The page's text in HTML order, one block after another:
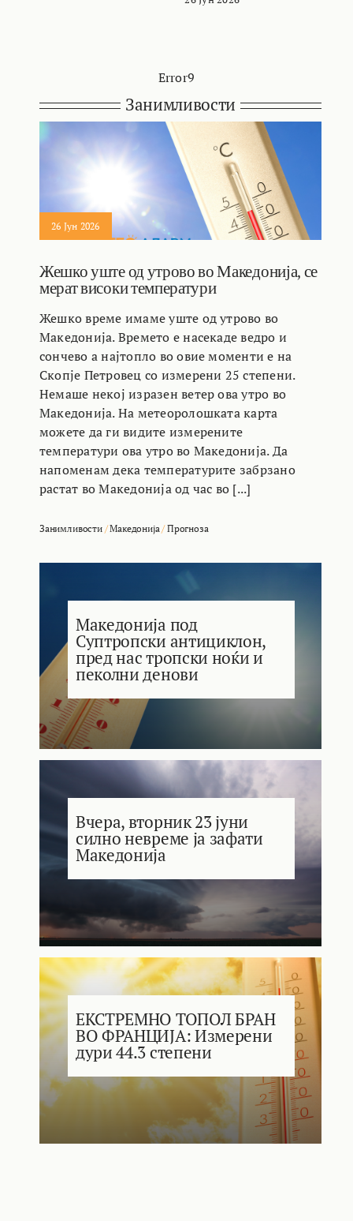
Error9
Занимливости
26 Јун 2026
Жешко уште од утрово во Македонија, се
мерат високи температури
Жешко време имаме уште од утрово во
Македонија. Времето е насекаде ведро и
сончево а најтопло во овие моменти е на
Скопје Петровец со измерени 25 степени.
Немаше некој изразен ветер ова утро во
Македонија. На метеоролошката карта
можете да ги видите измерените
температури ова утро во Македонија. Да
напоменам дека температурите забрзано
растат во Македонија од час во [...]
Занимливости/Македонија /Прогноза
Македонија под
Суптропски антициклон,
пред нас тропски ноќи и
пеколни денови
Вчера, вторник 23 јуни
силно невреме ја зафати
Македонија
ЕКСТРЕМНО ТОПОЛ БРАН
ВО ФРАНЦИЈА: Измерени
дури 44.3 степени